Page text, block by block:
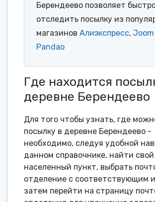
Берендеево позволяет
отследить посылку из
магазинов Алиэкспресс, Joom
Pandao
Где находится
деревне Берендеево
Для того чтобы узнать, где
посылку в деревне Берендеево -
необходимо, следуя удобной
данном справочнике, найти свой
населенный пункт, выбрать
отделение с соответствующим
затем перейти на страницу